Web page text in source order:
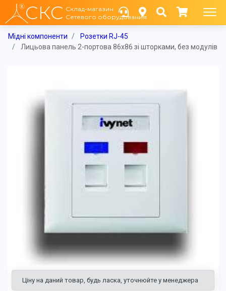
СКС Склад-магазин
Сетевого оборудования
Мідні компоненти
Розетки RJ-45
Лицьова панель 2-портова 86х86 зі шторками, без модулів
Ціну на даний товар, будь ласка, уточнюйте у менеджера